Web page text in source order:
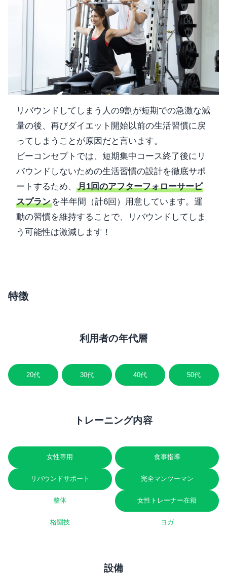
リバウンドしてしまう人の9割が短期での急激な減
量の後、再びダイエット開始以前の生活習慣に戻
ってしまうことが原因だと言います。
ビーコンセプトでは、短期集中コース終了後にリ
バウンドしないための生活習慣の設計を徹底サポ
ートするため、月1回のアフターフォローサービ
スプラン を半年間（計6回）用意しています。運
動の習慣を維持することで、リバウンドしてしま
う可能性は激減します！
特徴
利用者の年代層
20代 30代 40代 50代
トレーニング内容
女性専用 食事指導
リバウンドサポート 完全マンツーマン
整体 女性トレーナー在籍
格闘技 ヨガ
設備